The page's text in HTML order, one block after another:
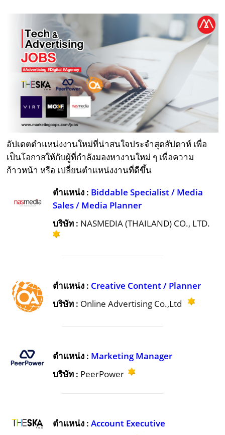
อัปเดตตำแหน่งงานใหม่ที่น่าสนใจประจำสุดสัปดาห์ เพื่อ
เป็นโอกาสให้กับผู้ที่กำลังมองหางานใหม่ ๆ เพื่อความ
ก้าวหน้า หรือ เปลี่ยนตำแหน่งงานที่ดีขึ้น
ตำแหน่ง : Biddable Specialist / Media
Sales / Media Planner
บริษัท : NASMEDIA (THAILAND) CO., LTD.
ตำแหน่ง : Creative Content / Planner
บริษัท : Online Advertising Co.,Ltd
ตำแหน่ง : Marketing Manager
บริษัท : PeerPower
ตำแหน่ง :Account Executive